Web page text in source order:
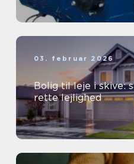
03. februar 2026
Bolig til leje i skive:
rette lejlighed